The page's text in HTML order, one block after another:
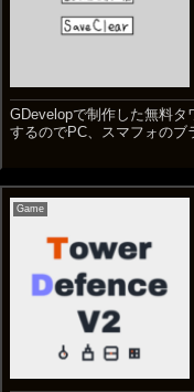
GDevelopで制作した無料
するのでPC、スマフォのブ
Game